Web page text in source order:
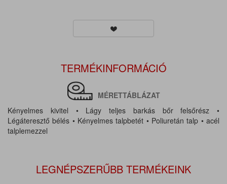
TERMÉKINFORMÁCIÓ
MÉRETTÁBLÁZAT
Kényelmes kivitel • Lágy teljes barkás bőr felsőrész •
Légáteresztő bélés • Kényelmes talpbetét • Poliuretán talp • acél
talplemezzel
LEGNÉPSZERŰBB TERMÉKEINK